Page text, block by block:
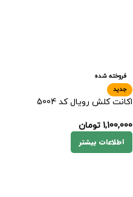
فروخته شده
جدید
اکانت کلش رویال کد 5004
1,100,000 تومان
اطلاعات بیشتر